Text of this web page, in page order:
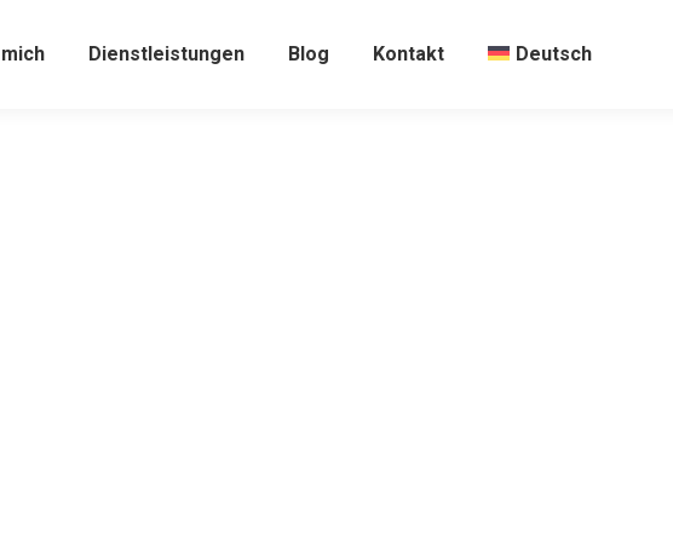
Dienstleistungen Blog Kontakt Deutsch